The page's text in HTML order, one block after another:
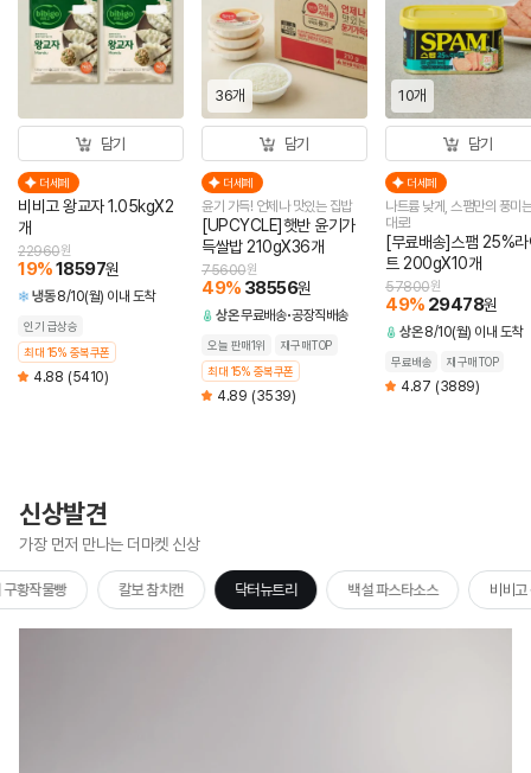
담기
더세페
비비고 왕교자 1.05kgX2
개
19%18597원
22960원
냉동 8/10(월) 이내 도착
인기 급상승
최대 15% 중복쿠폰
4.88 (5410)
36개
담기
더세페
윤기 가득! 언제나 맛있는 집밥
[UPCYCLE]햇반 윤기가
득쌀밥 210gX36개
49% 38556원
75600원
상온무료배송 공장직배송
오늘 판매1위
재구매TOP
최대 15% 중복쿠폰
4.89 (3539)
10개
담기
더세페
나트륨 낮게, 스팸만의 풍미
대로!
[무료배송]스팸 25%라
트 200gX10개
49% 29478원
57800원
상온 8/10(월) 이내 도착
무료배송 재구매TOP
4.87 (3889)
신상발견
가장 먼저 만나는 더마켓 신상
구황작물빵 칼보 참치캔 닥터뉴트리 백설 파스타소스 비비